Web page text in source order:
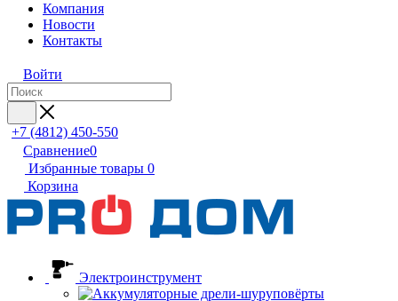
Компания
Новости
Контакты
Войти
+7 (4812) 450-550
Сравнение0
Избранные товары 0
Корзина
Электроинструмент